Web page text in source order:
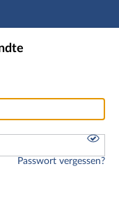
Passwort vergessen?